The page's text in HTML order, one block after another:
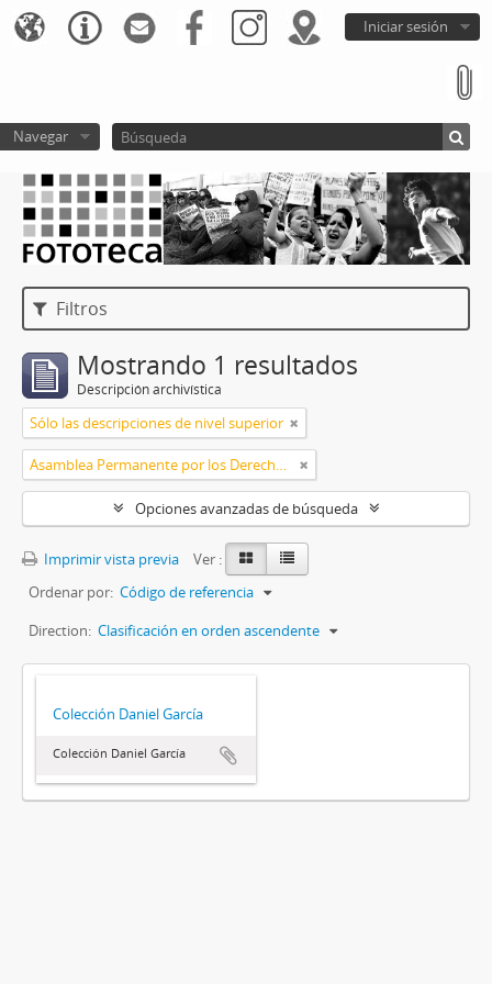
Iniciar sesión
Navegar
Filtros
Mostrando 1 resultados
Descripción archivística
Sólo las descripciones de nivel superior
Asamblea Permanente por los Derechos Humanos (APDH)
Opciones avanzadas de búsqueda
Imprimir vista previa
Ver :
Ordenar por: Código de referencia
Direction: Clasificación en orden ascendente
Colección Daniel García
Colección Daniel García